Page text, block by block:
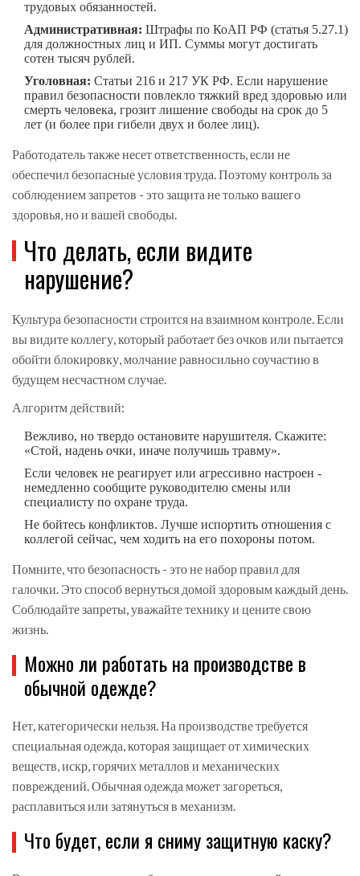
трудовых обязанностей.
Административная: Штрафы по КоАП РФ (статья 5.27.1)
для должностных лиц и ИП. Суммы могут достигать
сотен тысяч рублей.
Уголовная: Статьи 216 и 217 УК РФ. Если нарушение
правил безопасности повлекло тяжкий вред здоровью или
смерть человека, грозит лишение свободы на срок до 5
лет (и более при гибели двух и более лиц).
Работодатель также несет ответственность, если не
обеспечил безопасные условия труда. Поэтому контроль за
соблюдением запретов - это защита не только вашего
здоровья, но и вашей свободы.
Что делать, если видите
нарушение?
Культура безопасности строится на взаимном контроле. Если
вы видите коллегу, который работает без очков или пытается
обойти блокировку, молчание равносильно соучастию в
будущем несчастном случае.
Алгоритм действий:
Вежливо, но твердо остановите нарушителя. Скажите:
«Стой, надень очки, иначе получишь травму».
Если человек не реагирует или агрессивно настроен -
немедленно сообщите руководителю смены или
специалисту по охране труда.
Не бойтесь конфликтов. Лучше испортить отношения с
коллегой сейчас, чем ходить на его похороны потом.
Помните, что безопасность - это не набор правил для
галочки. Это способ вернуться домой здоровым каждый день.
Соблюдайте запреты, уважайте технику и цените свою
жизнь.
Можно ли работать на производстве в
обычной одежде?
Нет, категорически нельзя. На производстве требуется
специальная одежда, которая защищает от химических
веществ, искр, горячих металлов и механических
повреждений. Обычная одежда может загореться,
расплавиться или затянуться в механизм.
Что будет, если я сниму защитную каску?